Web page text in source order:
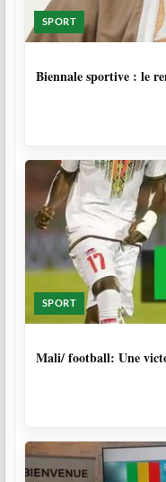
SPORT
Biennale sportive : le
SPORT
Mali/ football: Une